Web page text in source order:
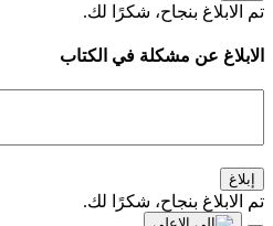
تم الابلاغ بنجاح، شكرًا لك.
الابلاغ عن مشكلة في الكتاب
إبلاغ
تم الابلاغ بنجاح، شكرًا لك.